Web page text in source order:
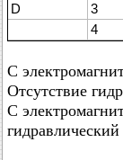
D
3
4
С
Отсутствие
С